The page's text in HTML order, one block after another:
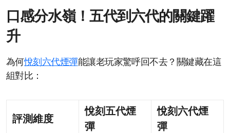
口感分水嶺！五代到六代的關鍵躍
升
為何悅刻六代煙彈能讓老玩家驚呼回不去？關鍵藏在這
組對比：
評測維度
悅刻五代煙
彈
悅刻六代煙
彈